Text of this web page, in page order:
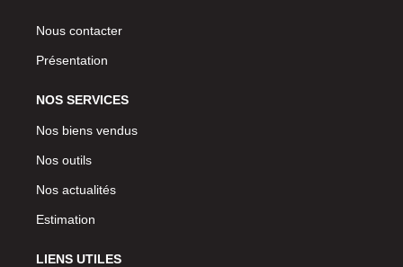
Nous contacter
Présentation
NOS SERVICES
Nos biens vendus
Nos outils
Nos actualités
Estimation
LIENS UTILES